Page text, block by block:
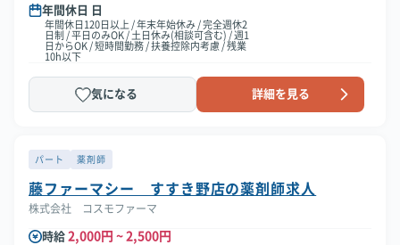
年間休日 日
年間休日120日以上 / 年末年始休み / 完全週休2
日制 / 平日のみOK / 土日休み(相談可含む) / 週1
日からOK / 短時間勤務 / 扶養控除内考慮 / 残業
10h以下
気になる 詳細を見る
パート 薬剤師
藤ファーマシー すすき野店の薬剤師求人
株式会社 コスモファーマ
時給 2,000円 ~ 2,500円